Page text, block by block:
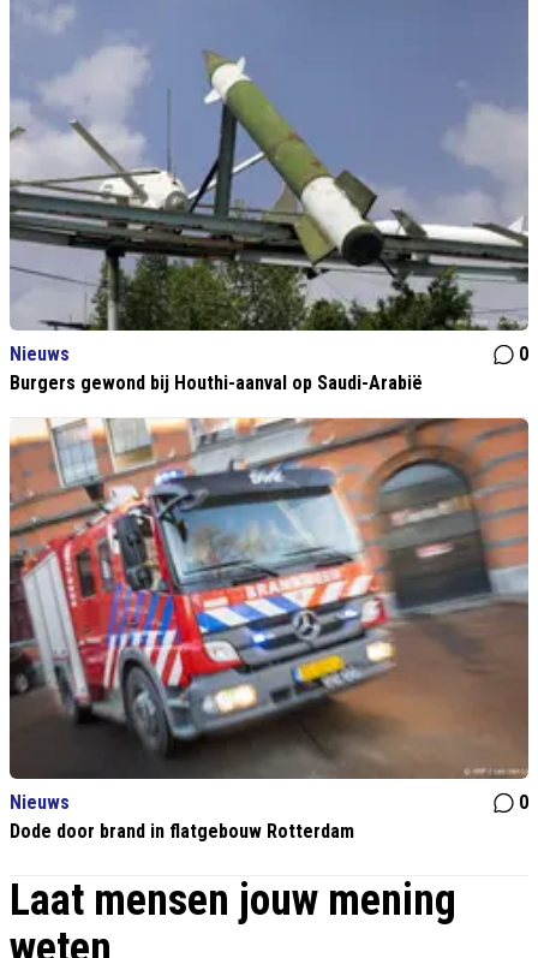
Nieuws
0
Burgers gewond bij Houthi-aanval op Saudi-Arabië
Nieuws
0
Dode door brand in flatgebouw Rotterdam
Laat mensen jouw mening